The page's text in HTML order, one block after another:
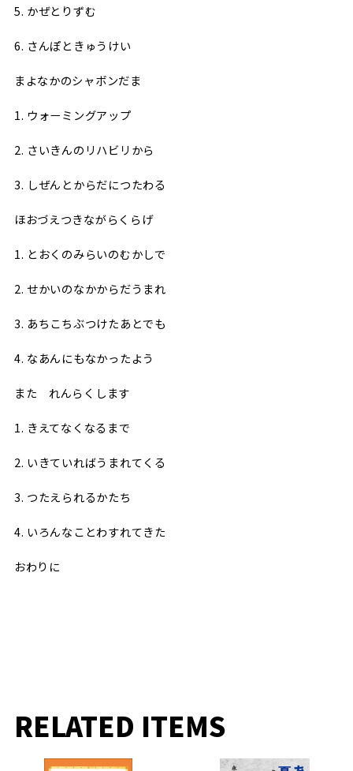
5. かぜとりずむ
6. さんぽときゅうけい
まよなかのシャボンだま
1. ウォーミングアップ
2. さいきんのリハビリから
3. しぜんとからだにつたわる
ほおづえつきながらくらげ
1. とおくのみらいのむかしで
2. せかいのなかからだうまれ
3. あちこちぶつけたあとでも
4. なあんにもなかったよう
また れんらくします
1. きえてなくなるまで
2. いきていればうまれてくる
3. つたえられるかたち
4. いろんなことわすれてきた
おわりに
RELATED ITEMS